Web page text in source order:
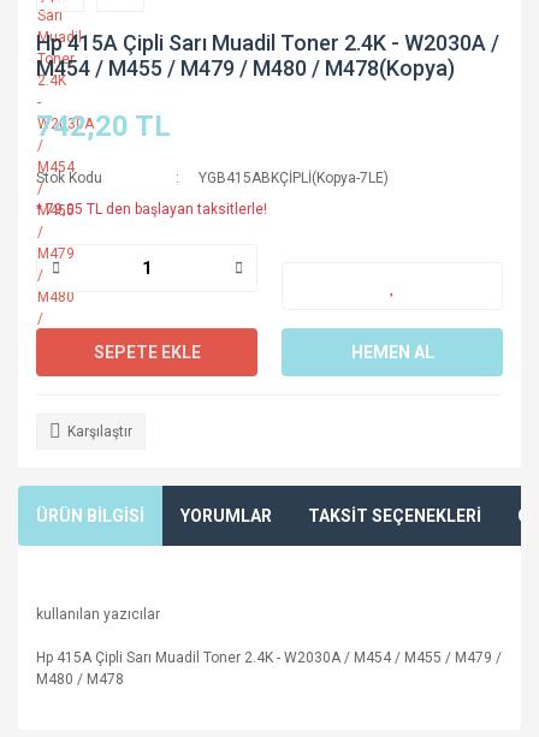
Hp 415A Çipli Sarı Muadil Toner 2.4K - W2030A /
M454 / M455 / M479 / M480 / M478(Kopya)
742,20 TL
Stok Kodu
YGB415ABKÇİPLİ(Kopya-7LE)
* 79,05 TL den başlayan taksitlerle!
SEPETE EKLE HEMEN AL
Karşılaştır
ÜRÜN BİLGİSİ YORUMLAR TAKSİT SEÇENEKLERİ
kullanılan yazıcılar
Hp 415A Çipli Sarı Muadil Toner 2.4K - W2030A / M454 / M455 / M479 /
M480 / M478